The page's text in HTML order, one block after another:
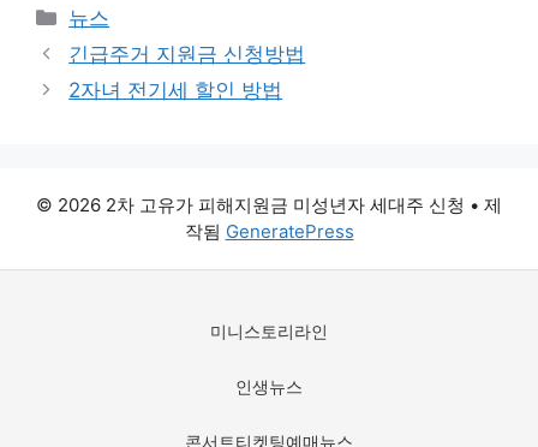
카
테
리
뉴스
긴급주거 지원금 신청방법
2자녀 전기세 할인 방법
© 2026 2차 고유가 피해지원금 미성년자 세대주 신청 • 제
작됨 GeneratePress
미니스토리라인
인생뉴스
콘서트티켓팅예매뉴스